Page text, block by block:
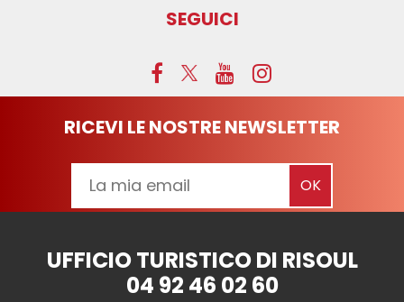
SEGUICI
RICEVI LE NOSTRE NEWSLETTER
UFFICIO TURISTICO DI RISOUL
04 92 46 02 60